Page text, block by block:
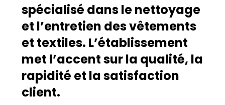
spécialisé dans le nettoyage
et l’entretien des vêtements
et textiles. L’établissement
met l’accent sur la qualité, la
rapidité et la satisfaction
client.